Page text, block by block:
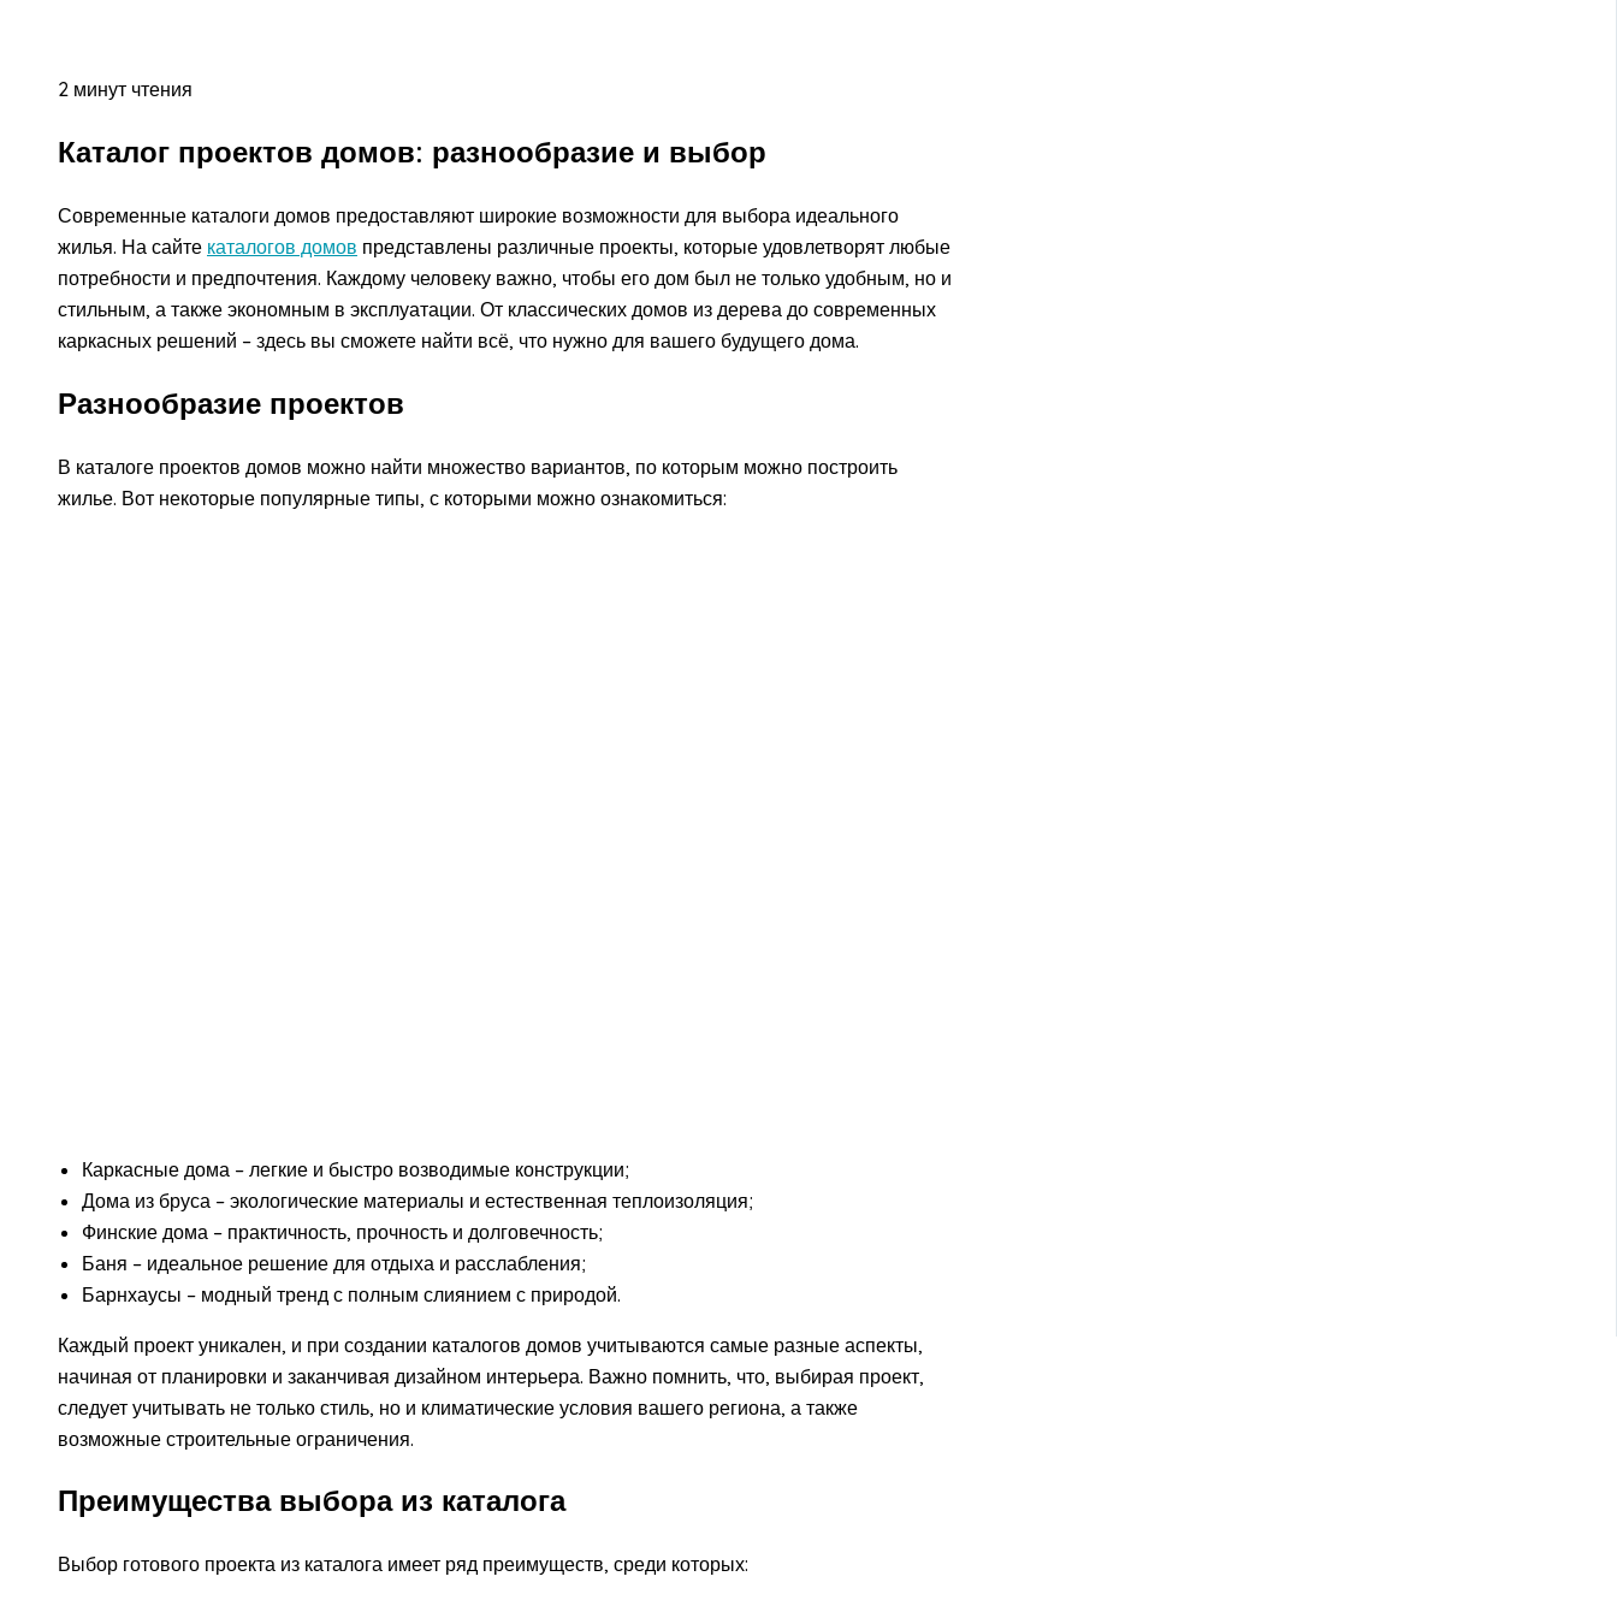
2 минут чтения
Каталог проектов домов: разнообразие и выбор
Современные каталоги домов предоставляют широкие возможности для выбора идеального
жилья. На сайте каталогов домов представлены различные проекты, которые удовлетворят любые
потребности и предпочтения. Каждому человеку важно, чтобы его дом был не только удобным, но и
стильным, а также экономным в эксплуатации. От классических домов из дерева до современных
каркасных решений – здесь вы сможете найти всё, что нужно для вашего будущего дома.
Разнообразие проектов
В каталоге проектов домов можно найти множество вариантов, по которым можно построить
жилье. Вот некоторые популярные типы, с которыми можно ознакомиться:
Каркасные дома – легкие и быстро возводимые конструкции;
Дома из бруса – экологические материалы и естественная теплоизоляция;
Финские дома – практичность, прочность и долговечность;
Баня – идеальное решение для отдыха и расслабления;
Барнхаусы – модный тренд с полным слиянием с природой.
Каждый проект уникален, и при создании каталогов домов учитываются самые разные аспекты,
начиная от планировки и заканчивая дизайном интерьера. Важно помнить, что, выбирая проект,
следует учитывать не только стиль, но и климатические условия вашего региона, а также
возможные строительные ограничения.
Преимущества выбора из каталога
Выбор готового проекта из каталога имеет ряд преимуществ, среди которых: